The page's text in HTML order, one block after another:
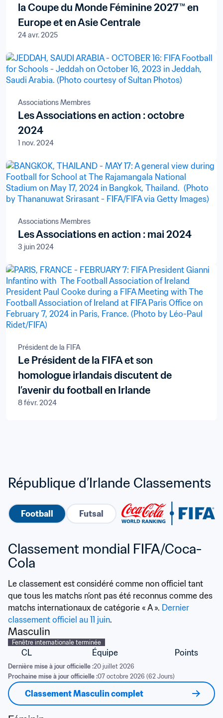
la Coupe du Monde Féminine 2027™ en
Europe et en Asie Centrale
24 avr. 2025
Associations Membres
Les Associations en action : octobre
2024
1 nov. 2024
Associations Membres
Les Associations en action : mai 2024
3 juin 2024
Président de la FIFA
Le Président de la FIFA et son
homologue irlandais discutent de
l’avenir du football en Irlande
8 févr. 2024
République d’Irlande Classements
Football Futsal
Classement mondial FIFA/Coca-
Cola
Le classement est considéré comme non officiel tant
que tous les matchs n’ont pas été reconnus comme des
matchs internationaux de catégorie « A ». Dernier
classement officiel au 11 juin.
Masculin
Fenêtre internationale terminée
CL Équipe Points
Dernière mise à jour officielle :20 juillet 2026
Prochaine mise à jour officielle :07 octobre 2026 (62 Jours)
Classement Masculin complet